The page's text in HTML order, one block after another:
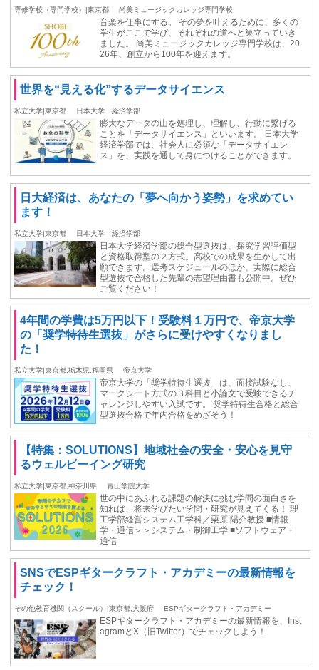
専修学校（専門学校）|東京都 尚美ミュージックカレッジ専門学校
音楽を仕事にする。 その夢を叶えるために、多くの
学生がここで学び、それぞれの道へと巣立っていき
ました。 尚美ミュージックカレッジ専門学校は、20
26年、創立から100年を迎えます。
世界を“見える化”するデータサイエンス
私立大学|東京都 日本大学 経済学部
膨大なデータの山を処理し、理解し、行動に繋げる
ことを「データサイエンス」といいます。 日本大学
経済学部では、社会人に必須な「データサイエン
ス」を、実践を通して身につけることができます。
日大経済は、あなたの「夢へ向かう姿勢」を求めてい
ます！
私立大学|東京都 日本大学 経済学部
日本大学経済学部の総合型選抜は、探究学習評価型
と資格取得型の２方式。高校での成果を生かして出
願できます。選考スケジュールのほか、実際に総合
型選抜で合格した先輩の志望理由書も公開中。ぜひ
ご覧ください！
4年間の学費は5万円以下！受験料１万円で、帝京大学
の「奨学特待生選抜」がさらに受けやすくなりまし
た！
私立大学|東京都,栃木県,福岡県 帝京大学
帝京大学の「奨学特待生選抜」は、面接試験なし、
マークシート方式の３科目と小論文で受験できるチ
ャレンジしやすい入試です。 奨学特待生合格と総合
型選抜合格で年内合格をめざそう！
【特集：SOLUTIONS】地域社会の安全・安心を見守
るウェルビーイング研究
私立大学|東京都,神奈川県 青山学院大学
世の中にあふれる課題の解決に挑む学問の面白さを
知れば、将来学びたい学問・研究が見えてくる！ 理
工学部経営システム工学科／栗原 陽介教授 ■情報
学・通信＞＞システム・制御工学 ■ソフトウェア・
通信
SNSでESPギタークラフト・アカデミーの最新情報を
チェック！
その他教育機関（スクール）|東京都,大阪府 ESPギタークラフト・アカデミー
ESPギタークラフト・アカデミーの最新情報を、Inst
agramとX（旧Twitter）でチェックしよう！